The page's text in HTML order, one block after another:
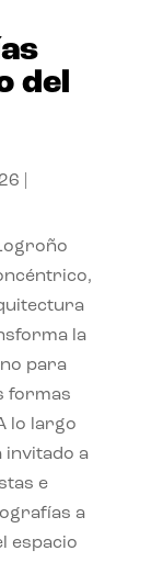
del
la
para
formas
lo largo
invitado a
e
a
espacio